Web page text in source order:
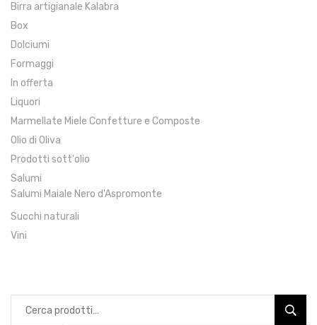
Birra artigianale Kalabra
Box
Dolciumi
Formaggi
In offerta
Liquori
Marmellate Miele Confetture e Composte
Olio di Oliva
Prodotti sott'olio
Salumi
Salumi Maiale Nero d'Aspromonte
Succhi naturali
Vini